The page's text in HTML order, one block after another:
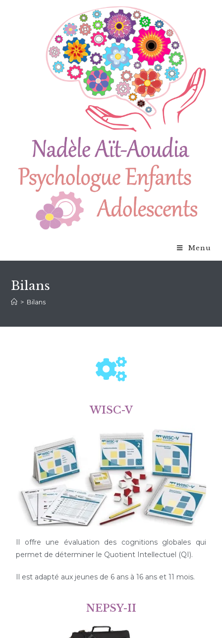
Menu
Bilans
> Bilans
WISC-V
Il offre une évaluation des cognitions globales qui
permet de déterminer le Quotient Intellectuel (QI).
Il est adapté aux jeunes de 6 ans à 16 ans et 11 mois.
NEPSY-II